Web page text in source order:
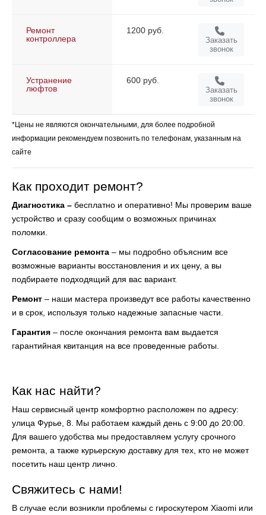
Ремонт
контроллера
1200 руб.
Заказать
звонок
Устранение
люфтов
600 руб.
Заказать
звонок
*Цены не являются окончательными, для более подробной
информации рекомендуем позвонить по телефонам, указанным на
сайте
Как проходит ремонт?
Диагностика – бесплатно и оперативно! Мы проверим ваше
устройство и сразу сообщим о возможных причинах
поломки.
Согласование ремонта – мы подробно объясним все
возможные варианты восстановления и их цену, а вы
подбираете подходящий для вас вариант.
Ремонт – наши мастера произведут все работы качественно
и в срок, используя только надежные запасные части.
Гарантия – после окончания ремонта вам выдается
гарантийная квитанция на все проведенные работы.
Как нас найти?
Наш сервисный центр комфортно расположен по адресу:
улица Фурье, 8. Мы работаем каждый день с 9:00 до 20:00.
Для вашего удобства мы предоставляем услугу срочного
ремонта, а также курьерскую доставку для тех, кто не может
посетить наш центр лично.
Свяжитесь с нами!
В случае если возникли проблемы с гироскутером Xiaomi или